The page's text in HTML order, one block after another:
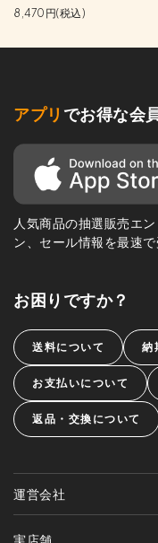
8,470円(税込)
アプリ でお得な会
人気商品の抽選販売エ
ン、セール情報を最速
お困りですか？
送料について 納
お支払いについて
返品・交換について
運営会社
実店舗